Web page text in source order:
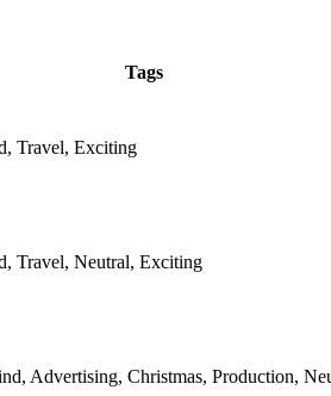
Tags
Travel, Exciting
Travel, Neutral, Exciting
Advertising, Christmas, Production,